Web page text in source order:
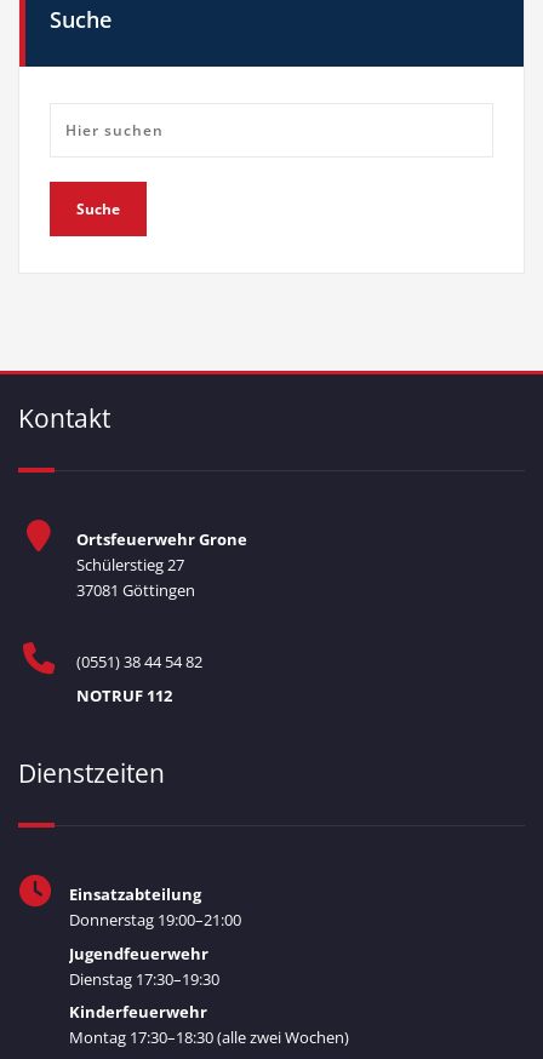
Suche
Kontakt
Ortsfeuerwehr Grone
Schülerstieg 27
37081 Göttingen
(0551) 38 44 54 82
NOTRUF 112
Dienstzeiten
Einsatzabteilung
Donnerstag 19:00–21:00
Jugendfeuerwehr
Dienstag 17:30–19:30
Kinderfeuerwehr
Montag 17:30–18:30 (alle zwei Wochen)